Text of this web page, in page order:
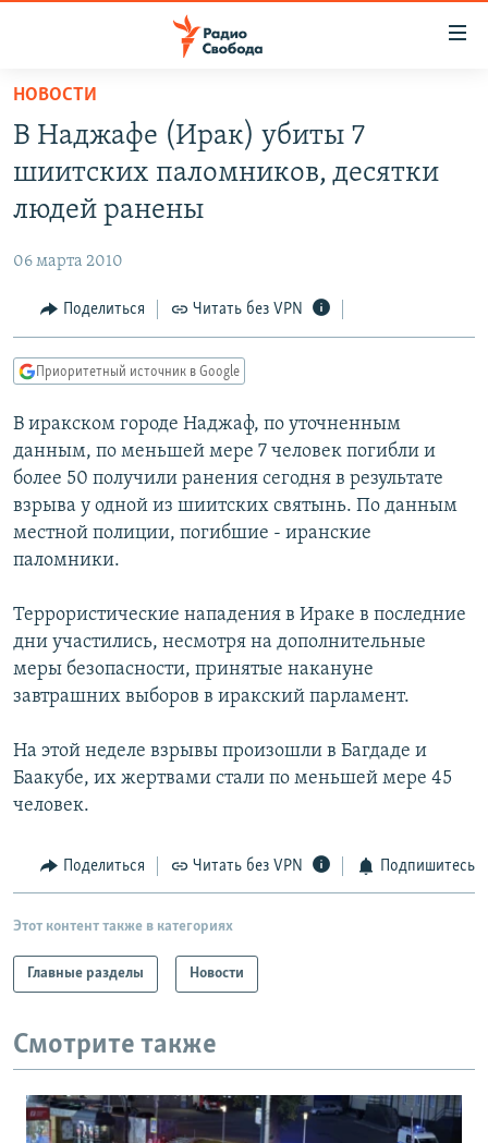
упрощенного
доступа
основному
Вернутся
Вернутся
поиску
ПОДКАСТЫ
АВТОРСКИЕ ПРОЕКТЫ
МНЕНИЯ
КУЛЬТУРА
КАВКАЗ.РЕАЛИИ
СЕВЕР.РЕАЛИИ
СИБИРЬ.РЕАЛИИ
РАСПИСАНИЕ ВЕЩАНИЯ
ПОДПИШИТЕСЬ НА РАССЫЛКУ
СОЦИАЛЬНЫЕ СЕТИ
Все сайты РСЕ/РС
НОВОСТИ
В Наджафе (Ирак) убиты 7
шиитских паломников, десятки
людей ранены
06 марта 2010
Поделиться Читать без VPN
Приоритетный источник в Google
В иракском городе Наджаф, по уточненным
данным, по меньшей мере 7 человек погибли и
более 50 получили ранения сегодня в результате
взрыва у одной из шиитских святынь. По данным
местной полиции, погибшие - иранские
паломники.
Террористические нападения в Ираке в последние
дни участились, несмотря на дополнительные
меры безопасности, принятые накануне
завтрашних выборов в иракский парламент.
На этой неделе взрывы произошли в Багдаде и
Баакубе, их жертвами стали по меньшей мере 45
человек.
Поделиться Читать без VPN Подпишитесь
Этот контент также в категориях
Главные разделы Новости
Смотрите также